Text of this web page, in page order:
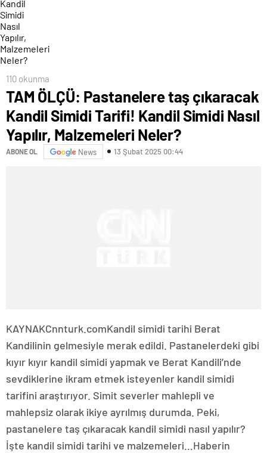
110 okunma
TAM ÖLÇÜ: Pastanelere taş çıkaracak
Kandil Simidi Tarifi! Kandil Simidi Nasıl
Yapılır, Malzemeleri Neler?
ABONE OL News 13 Şubat 2025 00:44
KAYNAKCnnturk.comKandil simidi tarihi Berat
Kandilinin gelmesiyle merak edildi. Pastanelerdeki gibi
kıyır kıyır kandil simidi yapmak ve Berat Kandili’nde
sevdiklerine ikram etmek isteyenler kandil simidi
tarifini araştırıyor. Simit severler mahlepli ve
mahlepsiz olarak ikiye ayrılmış durumda. Peki,
pastanelere taş çıkaracak kandil simidi nasıl yapılır?
İşte kandil simidi tarihi ve malzemeleri… Haberin